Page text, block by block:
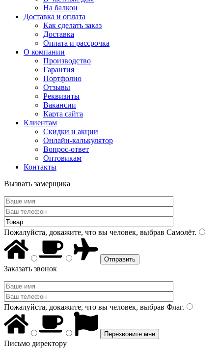
На балкон
Доставка и оплата
Как сделать заказ
Доставка
Оплата и рассрочка
О компании
Производство
Гарантия
Портфолио
Отзывы
Реквизиты
Вакансии
Карта сайта
Клиентам
Скидки и акции
Онлайн-калькулятор
Вопрос-ответ
Оптовикам
Контакты
Вызвать замерщика
Пожалуйста, докажите, что вы человек, выбрав Самолёт.
Заказать звонок
Пожалуйста, докажите, что вы человек, выбрав Флаг.
Письмо директору